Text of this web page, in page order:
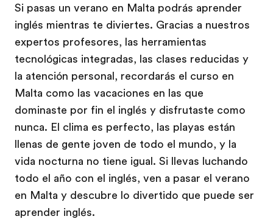
Si pasas un verano en Malta podrás aprender
inglés mientras te diviertes. Gracias a nuestros
expertos profesores, las herramientas
tecnológicas integradas, las clases reducidas y
la atención personal, recordarás el curso en
Malta como las vacaciones en las que
dominaste por fin el inglés y disfrutaste como
nunca. El clima es perfecto, las playas están
llenas de gente joven de todo el mundo, y la
vida nocturna no tiene igual. Si llevas luchando
todo el año con el inglés, ven a pasar el verano
en Malta y descubre lo divertido que puede ser
aprender inglés.